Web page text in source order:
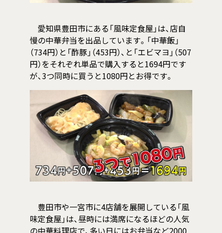
愛知県豊田市にある「風味定食屋」は、店自
慢の中華弁当を出品しています。「中華飯」
（734円）と「酢豚」（453円）、と「エビマヨ」（507
円）をそれぞれ単品で購入すると1694円です
が、3つ同時に買うと1080円とお得です。
豊田市や一宮市に4店舗を展開している「風
味定食屋」は、昼時には満席になるほどの人気
の中華料理店で、多い日にはお弁当など2000